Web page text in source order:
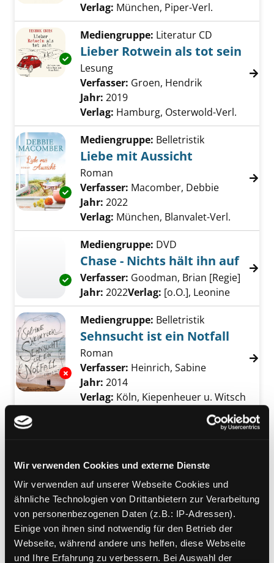
Wir verwenden Cookies und externe Dienste
Wir verwenden auf unserer Webseite Cookies und
ähnliche Technologien von Drittanbietern zur Verarbeitung
von personenbezogenen Daten (z.B.: IP-Adressen).
Einige von ihnen sind notwendig für den Betrieb der
Webseite, während andere uns helfen, diese Webseite
und Ihre Erfahrung zu verbessern. Bei Auswahl der
Verlag: München, Piper-Verl.
Exemplar-Details von Lieber Rotwein als tot
Mediengruppe: Literatur CD
Lieber Rotwein als tot sein
Lesung
Verfasser: Groen, Hendrik
Jahr: 2019
Verlag: Hamburg, Osterwold-Verl.
Exemplar-Details von Liebe mit Aussicht
Mediengruppe: Belletristik
Liebe mit Aussicht
Roman
Verfasser: Macomber, Debbie
Jahr: 2022
Verlag: München, Blanvalet-Verl.
Exemplar-Details von Chase - Nichts hält ihn
Mediengruppe: DVD
Chase - Nichts hält ihn auf
Verfasser: Goodman, Brian [Regie]
Jahr: 2022Verlag: [o.O.], Leonine
Exemplar-Details von Sehnsucht ist ein
Mediengruppe: Belletristik
Sehnsucht ist ein Notfall
Roman
Verfasser: Heinrich, Sabine
Jahr: 2014
Verlag: Köln, Kiepenheuer u. Witsch
Liebe
Verfasser: Dechmann, Birgit ;Ryffel,
Christiane Suche nach diesem Verfasser
Jahr:2015Verlag: Weinheim, Beltz
Vorbestellbar: Ja Nein
Voraussichtlich entliehen bis: